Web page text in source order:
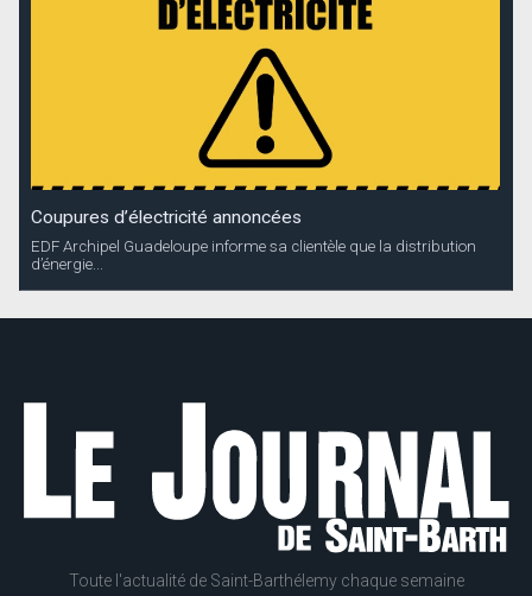
Coupures d’électricité annoncées
EDF Archipel Guadeloupe informe sa clientèle que la distribution
d’énergie...
Toute l'actualité de Saint-Barthélemy chaque semaine